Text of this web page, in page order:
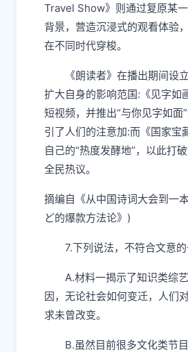
Travel Show》则通过复原某
背景，营造沉浸式的观看体验
在不同时代穿梭。
《朗读者》在播出期间设
扩大自身的影响范国:《见字如
短视频，并推出“与你见字如面
引了人们的注意加:而《国家宝
自己的“热度发酵地”，以此打
全民热议。
摘编自《从中国诗词大会到一
ど的爆款方法论》)
7.下列说法，不符合文意
A.材料一揭示了知识类综
因，无论社会如何变迁，人们
求未曾改变。
B.虽然目前很多文化类节